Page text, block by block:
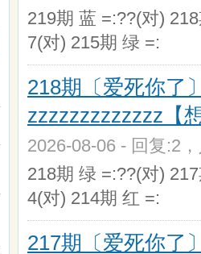
219期 蓝 =:??(对)
7(对) 215期 绿 =:
218期〔爱死你了
zzzzzzzzzzzzz【
2026-08-06 - 回复:2
218期 绿 =:??(对)
4(对) 214期 红 =:
217期〔爱死你了